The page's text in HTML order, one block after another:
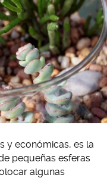
y económicas, es la
pequeñas esferas
algunas